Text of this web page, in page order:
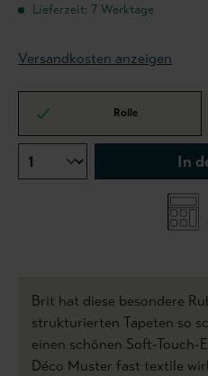
Lieferzeit: 7 Werktage
Versandkosten anzeigen
Rolle
In
Brit hat diese besondere
strukturierten Tapeten so
einen schönen Soft-
Déco Muster fast textile